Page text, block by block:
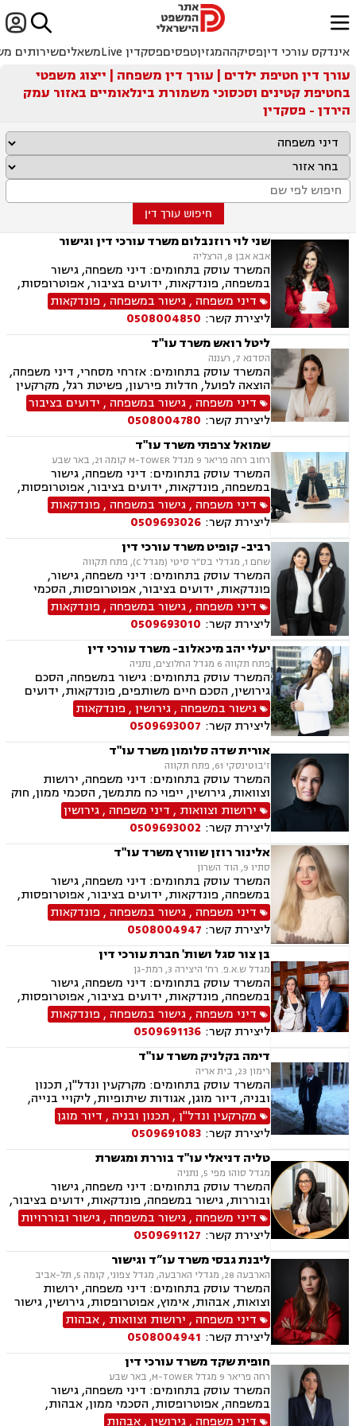

ﱐ
אינדקס עורכי דיןפסיקההמגזיןטפסיםפסקדין Live משאליםשירותים
עורך דין חטיפת ילדים | עורך דין משפחה | ייצוג משפטי
בחטיפת קטינים וסכסוכי משמורת בינלאומיים באזור עמק
הירדן - פסקדין
חיפוש עורך דין
שני לוי רוזנבלום משרד עורכי דין וגישור
אבא אבן 8, הרצליה
המשרד עוסק בתחומים: דיני משפחה, גישור
במשפחה, פונדקאות, ידועים בציבור, אפוטרופסות,
הסכמי ממון, אבהות, מזונות, משמורת, גירושין,
הורות חד מינית, נישואים אזרחיים, חוק הנוער,
אימוץ, חלוקת רכוש, מעמד אישי, תיאום הורי, חטיפת
ילדים, זמני שהות (החזקת ילדים), אומנה, ניכור הורי,
עסקאות מתנה.
דיני משפחה ,גישור במשפחה , פונדקאות
ליצירת קשר: 0508004850
ליטל רואש משרד עו"ד
הסדנא 7, רעננה
המשרד עוסק בתחומים: אזרחי מסחרי, דיני משפחה,
הוצאה לפועל, חדלות פירעון, פשיטת רגל, מקרקעין
ונדל"ן, ייפוי כוח מתמשך, צבא ומשרד הביטחון,
ביטוח לאומי.
דיני משפחה ,גישור במשפחה , ידועים בציבור
ליצירת קשר: 0508004780
שמואל צרפתי משרד עו"ד
רחוב רחה פריאר 9 מגדל M-TOWER קומה 21, באר שבע
המשרד עוסק בתחומים: דיני משפחה, גישור
במשפחה, פונדקאות, ידועים בציבור, אפוטרופסות,
הסכמי ממון, אבהות, מזונות, משמורת, גירושין,
הורות חד מינית, נישואים אזרחיים, חוק הנוער,
אימוץ, חלוקת רכוש, מעמד אישי, תיאום הורי, חטיפת
ילדים, זמני שהות (החזקת ילדים), אומנה, ניכור הורי,
עסקאות מתנה, פלילי, הטרדה מינית, עבירות מין,
צווארון לבן, עבירות מס, הלבנת הון רישוי נשק, ייצוג
קטינים, אלימות במשפחה, עבירות סמים, ועדת
שחרורים, עבירות סייבר, סירוב ויזה לארה"ב, מחיקת
רישום פלילי הסגרה ופשיעה בינלאומית, נפגעי
עבירה.
דיני משפחה ,גישור במשפחה , פונדקאות
ליצירת קשר: 0509693026
רביב- קופיט משרד עורכי דין
שחם 1, מגדלי בס״ר סיטי (מגדל C), פתח תקווה
המשרד עוסק בתחומים: דיני משפחה, גישור,
פונדקאות, ידועים בציבור, אפוטרופסות, הסכמי
ממון, אבהות, מזונות, משמורת, גירושין, הורות חד
מינית, נישואים חד אזרחיים, אימוץ, חלוקת רכוש,
מעמד אישי, תיאום הורי, חטיפת ילדים, זמני שהות,
אומנה, ניכור הורי, עסקאות מתנה.
דיני משפחה ,גישור במשפחה , פונדקאות
ליצירת קשר: 0509693010
יעלי יהב מיכאלוב- משרד עורכי דין
פתח תקווה 6 מגדל החלוצים, נתניה
המשרד עוסק בתחומים: גישור במשפחה, הסכם
גירושין, הסכם חיים משותפים, פונדקאות, ידועים
בציבור, אפוטרופסות, הסכמי ממון, אבהות, מזונות,
זמני שהות, גירושין, הורות חד מינית, נישואים
אזרחיים, חוק הנוער, אימוץ , חלוקת רכוש, מעמד
אישי, תיאום הורי, חטיפת ילדים, זמני שהות (החזקת
ילדים), אומנה, ניכור הורי, עסקאות מתנה, הוצאה
לפועל, חדלות פירעון, ייפוי כוח מתמשך, מסמך
הבעת רצון, צוואות וירושה.
גישור במשפחה ,גירושין, פונדקאות
ליצירת קשר: 0509693007
אורית שדה סלומון משרד עו"ד
ז'בוטינסקי 61, פתח תקווה
המשרד עוסק בתחומים: דיני משפחה, ירושות
וצוואות, גירושין, ייפוי כח מתמשך, הסכמי ממון, חוק
הנוער, פירוק שיתוף, משמורת, זמני שהות, הסכם
חיים משותפים, מעמד אישי, מזונות, אלימות
במשפחה, צווי הגנה, אימוץ, אפוטרופסות, ניכור הורי,
הורות חד מינית, עסקאות מתנה, העברה בין דורית,
פונדקאות, חטיפת ילדים, ידועים בציבור, ייצוג
קטינים, גישור במשפחה
ירושות וצוואות , דיני משפחה ,גירושין
ליצירת קשר: 0509693002
אלינור רוזן שוורץ משרד עו"ד
סתיו 9, הוד השרון
המשרד עוסק בתחומים: דיני משפחה, גישור
במשפחה, פונדקאות, ידועים בציבור, אפוטרופסות,
פונדקאות חו"ל גיאורגיה, גירושין, הורות חד מינית,
חלוקת רכוש, מעמד אישי, תיאום הורי, חטיפת ילדים,
זמני שהות, ניכור הורי, עסקאות במתנה, ייפוי כוח
מתמשך, ירושות וצוואות.
דיני משפחה ,גישור במשפחה , פונדקאות
ליצירת קשר: 0508004947
בן צור סגל ושות' חברת עורכי דין
מגדל ש.א.פ. רח' היצירה 3, רמת-גן
המשרד עוסק בתחומים: דיני משפחה, גישור
במשפחה, פונדקאות, ידועים בציבור, אפוטרופסות,
הסכמי ממון, אבהות, מזונות, החזקת ילדים, גירושין,
הורות חד מינית, נישואים אזרחיים, חוק הנוער,
אימוץ, חלוקת רכוש, מעמד אישי, תיאום הורי, חטיפת
ילדים, זמני שהות, אומנה, ניכור הורי, עסקאות
מתנה, ירושות וצוואות, ייפוי כוח מתמשך
דיני משפחה ,גישור במשפחה , פונדקאות
ליצירת קשר: 0509691136
דימה בקלניק משרד עו"ד
רימון 23, בית אריה
המשרד עוסק בתחומים: מקרקעין ונדל"ן, תכנון
ובניה, דיור מוגן, אגודות שיתופיות, ליקויי בנייה,
מושבים וקיבוצים, פינוי בינוי, קבוצות רכישה,
עסקאות מכר דירה, פינוי מושכר, נחלות ומשקים
במושבים, רשות מקרקעי ישראל, צווי הריסה, רישום
קבלנים, בתים משותפים, וכו', דיני משפחה, גישור
במשפחה, פונדקאות, ידועים בציבור אפוטרופסות,
הסכמי ממון, אבהות, מזונות, משמורת, גירושין,
הורות חד מינית, נישואים אזרחיים, חוק הנוער,
אימוץ, חלוקת רכוש, מעמד אישי, תיאום הורי וכו'
נזקי גוף ותאונות
מקרקעין ונדל"ן, תכנון ובניה , דיור מוגן
ליצירת קשר: 0509691083
טליה דניאלי עו"ד בוררת ומגשרת
מגדל סוהו מפי 5, נתניה
המשרד עוסק בתחומים: דיני משפחה, גישור
ובוררות, גישור במשפחה, פונדקאות, ידועים בציבור,
אפוטרופסות, הסכמי ממון, אבהות, מזונות, משמורת,
גירושין, הורות חד מינית, נישואים אזרחיים, אימוץ,
חלוקת רכוש, מעמד אישי, תיאום הורי, חטיפת ילדים,
זמני שהות, אומנה, ניכור הורי, ייפוי כוח מתמשך,
ירושות וצוואות, אגודות שיתופיות, - מושבים
וקיבוצים, הסדרת נחלות, פרצלציות, סכסוכי ירושה,
הסכמים משפחתיים, ליטיגציה, דיני עמותות.
דיני משפחה ,גישור במשפחה ,גישור ובוררויות
ליצירת קשר: 0509691127
ליבנת גבסי משרד עו”ד וגישור
הארבעה 28, מגדלי הארבעה, מגדל צפוני, קומה 5, תל-אביב
המשרד עוסק בתחומים: דיני משפחה, ירושות
וצואות, אבהות, אימוץ, אפוטרופסות, גירושין, גישור
במשפחה, הורות חד מינית, הסכמי ממון, זמני שהות,
חטיפת ילדים, חלוקת רכוש, ידועים בציבור, ייפוי כוח
מתמשך, ייצוג קטינים, מזונות, מעמד אישי, תיאום
הורי, פונדקאות, נשואים אזרחיים, ניכור הורי,
אלימות במשפחה
דיני משפחה , ירושות וצוואות ,אבהות
ליצירת קשר: 0508004941
חופית שקד משרד עורכי דין
רחה פריאר 9 מגדל M-TOWER, באר שבע
המשרד עוסק בתחומים: דיני משפחה, גישור
במשפחה, אפוטרופסות, הסכמי ממון, אבהות,
מזונות, משמורת, טוען רבני, גירושין, חוק הנוער,
דיני משפחה ,גירושין,אבהות